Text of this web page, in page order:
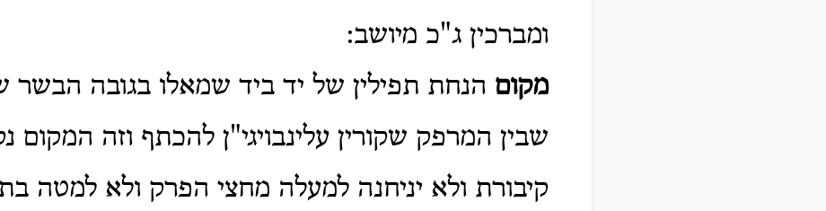
ומברכין ג"כ מיושב:
מקום הנחת תפילין של יד ביד שמאלו בגובה הבשר
שבין המרפק שקורין עלינבויגי"ן להכתף וזה המקום
קיבורת ולא יניחנה למעלה מחצי הפרק ולא למטה